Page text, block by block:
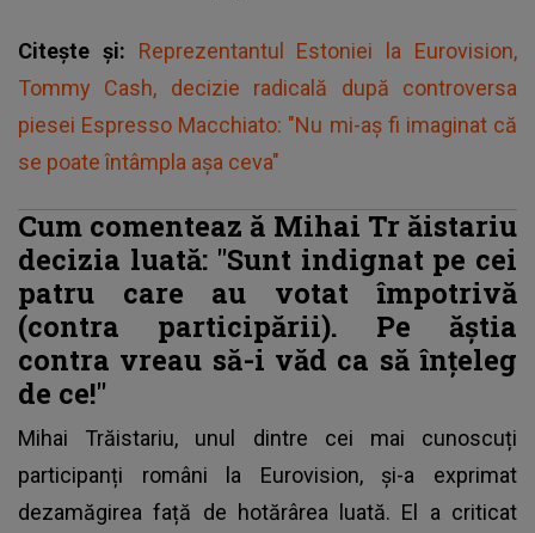
Citește și: Reprezentantul Estoniei la Eurovision,
Tommy Cash, decizie radicală după controversa
piesei Espresso Macchiato: "Nu mi-aș fi imaginat că
se poate întâmpla așa ceva"
Cum comenteaz ă Mihai Tr ăistariu
decizia luată: "Sunt indignat pe cei
patru care au votat împotrivă
(contra participării). Pe ăștia
contra vreau să-i văd ca să înțeleg
de ce!"
Mihai Trăistariu, unul dintre cei mai cunoscuți
participanți români la Eurovision, și-a exprimat
dezamăgirea față de hotărârea luată. El a criticat